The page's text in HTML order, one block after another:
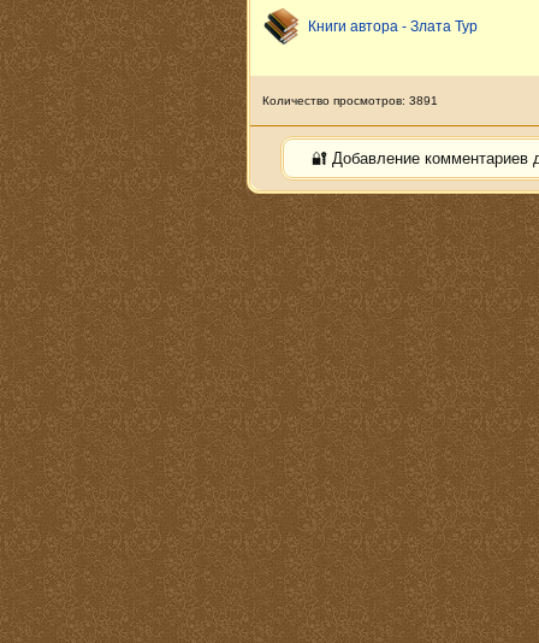
Книги автора - Злата Тур
Количество просмотров: 3891
🔐 Добавление комментариев